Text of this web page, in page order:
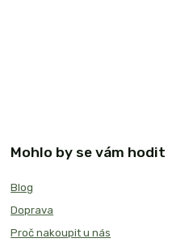
Mohlo by se vám hodit
Blog
Doprava
Proč nakoupit u nás